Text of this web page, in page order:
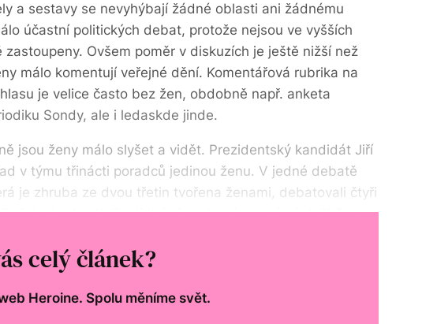
a sestavy se nevyhýbají žádné oblasti ani žádnému
účastní politických debat, protože nejsou ve vyšších
zastoupeny. Ovšem poměr v diskuzích je ještě nižší než
málo komentují veřejné dění. Komentářová rubrika na
je velice často bez žen, obdobně např. anketa
Sondy, ale i ledaskde jinde.
jsou ženy málo slyšet a vidět. Prezidentský kandidát Jiří
v týmu třinácti poradců jedinou ženu. V jedné debatě
je zhruba ze dvou třetin tvořena ženami, debatovali čtyři
těch zhruba čtyřiceti tisíc žen, které ve státní službě na
celý článek?
Heroine. Spolu měníme svět.